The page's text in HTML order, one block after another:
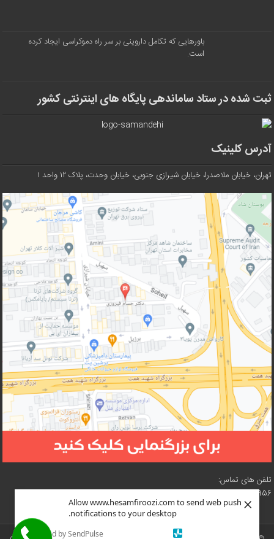
Allow www.hesamfiroozi.com to send web push
notifications to your desktop.
Powered by SendPulse
×
باورهایی که تکامل داروینی بر سر راه دموکراسی ایجاد کرده
است.
ثبت شده در ستاد ساماندهی پایگاه های اینترنتی کشور
آدرس کلینیک
تهران، خیابان ملاصدرا، خیابان شیرازی جنوبی، خیابان وحدت، پلاک ۱۲ واحد ۱
تلفن های تماس:
02188210956 – 02188619057 – 02188618073 – 02188619216